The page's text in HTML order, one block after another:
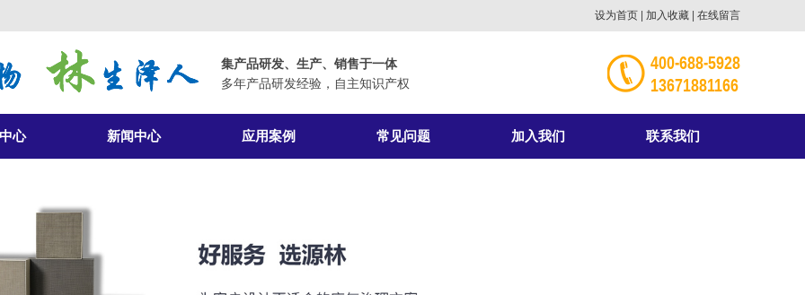
设为首页 加入收藏 在线留言
集产品研发、生产、销售于一体
多年产品研发经验，自主知识产权
400-688-5928
13671881166
心 新闻中心 应用案例 常见问题 加入我们 联系我们